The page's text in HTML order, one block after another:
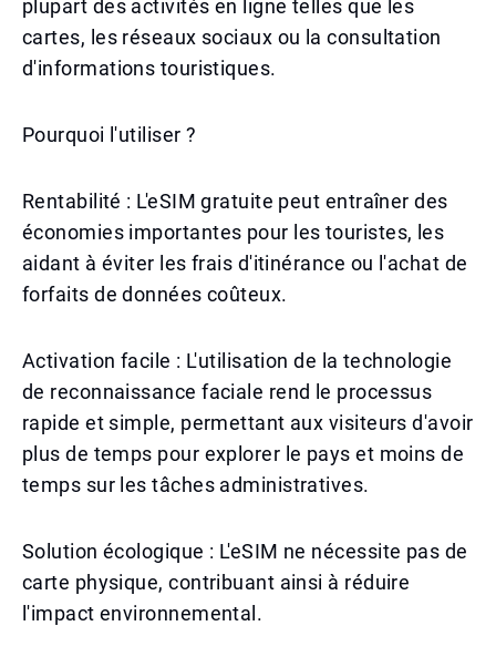
plupart des activités en ligne telles que les
cartes, les réseaux sociaux ou la consultation
d'informations touristiques.
Pourquoi l'utiliser ?
Rentabilité : L'eSIM gratuite peut entraîner des
économies importantes pour les touristes, les
aidant à éviter les frais d'itinérance ou l'achat de
forfaits de données coûteux.
Activation facile : L'utilisation de la technologie
de reconnaissance faciale rend le processus
rapide et simple, permettant aux visiteurs d'avoir
plus de temps pour explorer le pays et moins de
temps sur les tâches administratives.
Solution écologique : L'eSIM ne nécessite pas de
carte physique, contribuant ainsi à réduire
l'impact environnemental.